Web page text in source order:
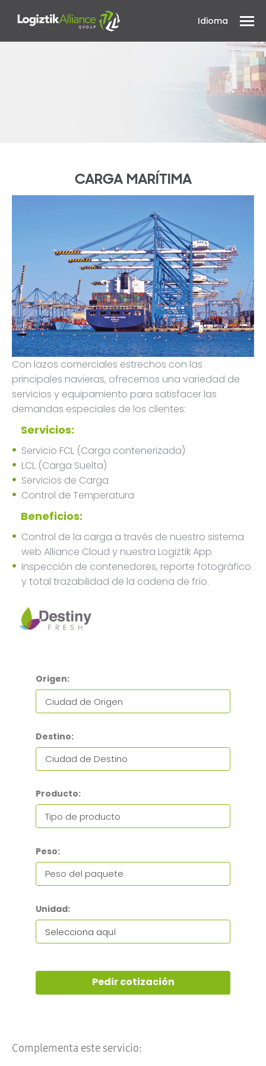
Idioma
CARGA MARÍTIMA
Con lazos comerciales estrechos con las
principales navieras, ofrecemos una variedad de
servicios y equipamiento para satisfacer las
demandas especiales de los clientes:
Servicios:
Servicio FCL (Carga contenerizada)
LCL (Carga Suelta)
Servicios de Carga
Control de Temperatura
Beneficios:
Control de la carga a través de nuestro sistema
web Alliance Cloud y nuestra Logiztik App
Inspección de contenedores, reporte fotográfico
y total trazabilidad de la cadena de frío.
Origen:
Destino:
Producto:
Peso:
Unidad:
Pedir cotización
Complementa este servicio: